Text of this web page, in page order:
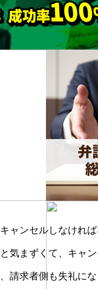
ャンセルしなけれ
気まずくて、キャ
請求者側も失礼に